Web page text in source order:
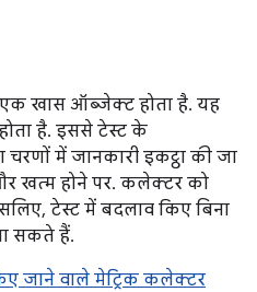
खास ऑब्जेक्ट होता है. यह
है. इससे टेस्ट के
में जानकारी इकट्ठा की जा
खत्म होने पर. कलेक्टर को
टेस्ट में बदलाव किए बिना
सकते हैं.
जाने वाले मेट्रिक कलेक्टर